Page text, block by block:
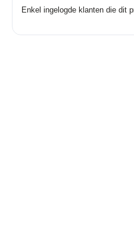
Enkel ingelogde klanten die dit